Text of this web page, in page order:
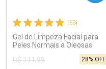
Por R$ 28,70/cada
Por R$ 28,70/cada
(63)
Gel de Limpeza Facial para
Peles Normais a Oleosas
R$ 111,99
28% OFF